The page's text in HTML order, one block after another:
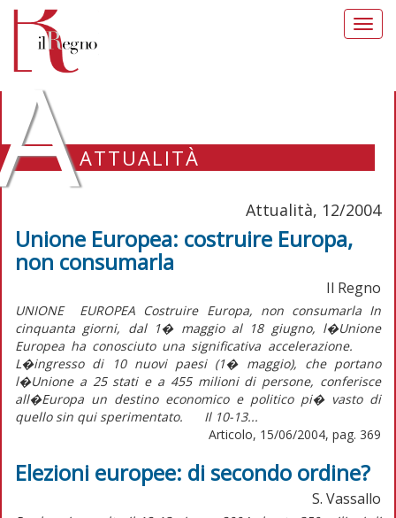
ATTUALITÀ
Attualità, 12/2004
Unione Europea: costruire Europa,
non consumarla
Il Regno
UNIONE EUROPEA Costruire Europa, non consumarla In
cinquanta giorni, dal 1� maggio al 18 giugno, l�Unione
Europea ha conosciuto una significativa accelerazione.
L�ingresso di 10 nuovi paesi (1� maggio), che portano
l�Unione a 25 stati e a 455 milioni di persone, conferisce
all�Europa un destino economico e politico pi� vasto di
quello sin qui sperimentato. Il 10-13...
Articolo, 15/06/2004, pag. 369
Elezioni europee: di secondo ordine?
S. Vassallo